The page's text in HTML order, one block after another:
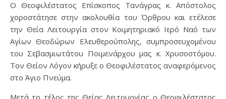
Ο Θεοφιλέστατος Επίσκοπος Τανάγρας κ. Απόστολος
χοροστάτησε στην ακολουθία του Όρθρου και ετέλεσε
την Θεία Λειτουργία στον Κοιμητηριακό Ιερό Ναό των
Αγίων Θεοδώρων Ελευθερούπολης, συμπροσευχομένου
του Σεβασμιωτάτου Ποιμενάρχου μας κ. Χρυσοστόμου.
Τον Θείον Λόγον κήρυξε ο Θεοφιλέστατος αναφερόμενος
στο Άγιο Πνεύμα.